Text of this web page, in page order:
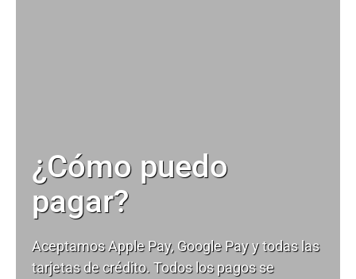
¿Cómo puedo
pagar?
Aceptamos Apple Pay, Google Pay y todas las
tarjetas de crédito. Todos los pagos se